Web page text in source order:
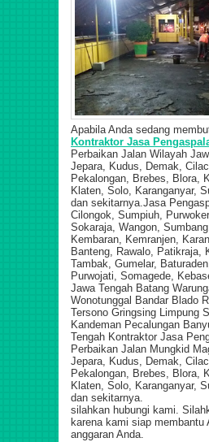
Apabila Anda sedang
Kontraktor Jasa
Perbaikan Jalan Wilayah
Jepara, Kudus, Demak,
Pekalongan, Brebes, Blora,
Klaten, Solo, Karanganyar,
dan sekitarnya.Jasa
Cilongok, Sumpiuh,
Sokaraja, Wangon,
Kembaran, Kemranjen,
Banteng, Rawalo, Patikraja,
Tambak, Gumelar,
Purwojati, Somagede,
Jawa Tengah Batang
Wonotunggal Bandar Blado
Tersono Gringsing Limpung
Kandeman Pecalungan
Tengah Kontraktor Jasa
Perbaikan Jalan Mungkid
Jepara, Kudus, Demak,
Pekalongan, Brebes, Blora,
Klaten, Solo, Karanganyar,
dan sekitarnya.
silahkan hubungi kami.
karena kami siap membantu
anggaran Anda.